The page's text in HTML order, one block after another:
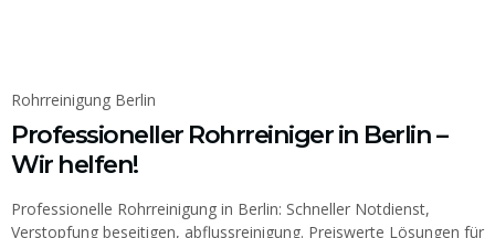
Rohrreinigung Berlin
Professioneller Rohrreiniger in Berlin –
Wir helfen!
Professionelle Rohrreinigung in Berlin: Schneller Notdienst,
Verstopfung beseitigen, abflussreinigung. Preiswerte Lösungen für